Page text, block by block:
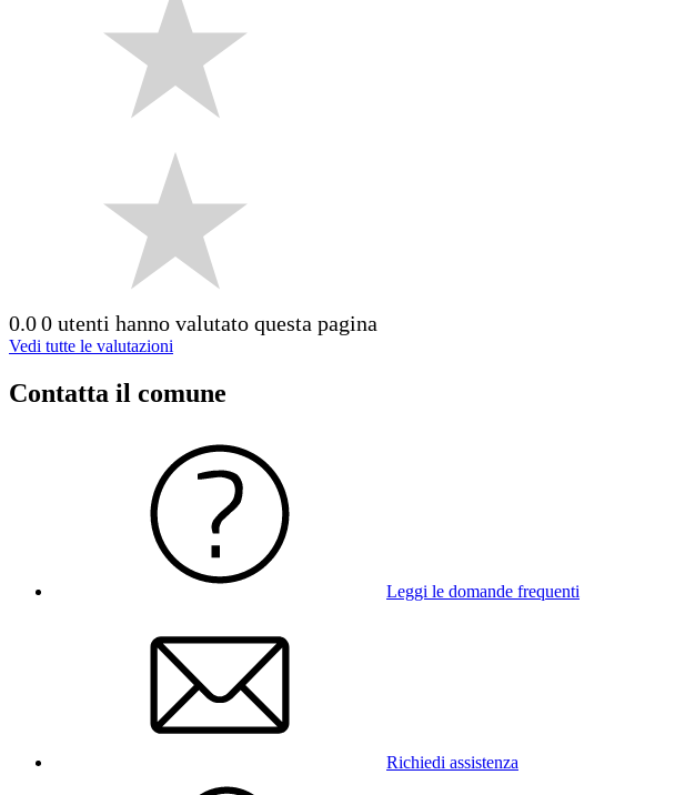
0.00 utenti hanno valutato questa pagina
Vedi tutte le valutazioni
Contatta il comune
Leggi le domande frequenti
Richiedi assistenza